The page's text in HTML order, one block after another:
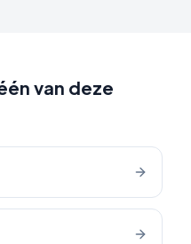
van deze